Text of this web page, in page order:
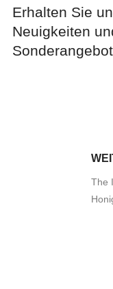
Erhalten Sie
Neuigkeiten
The